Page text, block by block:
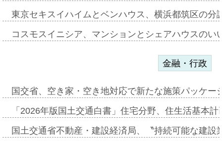
東京セキスイハイムとベンハウス、横浜都筑区の
コスモスイニシア、マンションとシェアハウスの
金融・行政
国交省、空き家・空き地対応で新たな施策パッケ
「2026年版国土交通白書」住宅分野、住生活基本
国土交通省不動産・建設経済局、〝持続可能な建